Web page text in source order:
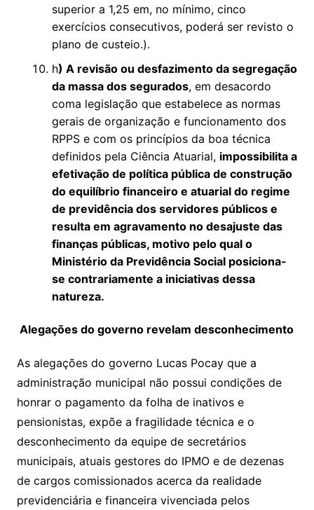
superior a 1,25 em, no mínimo, cinco
exercícios consecutivos, poderá ser revisto o
plano de custeio.).
h) A revisão ou desfazimento da segregação
da massa dos segurados, em desacordo
coma legislação que estabelece as normas
gerais de organização e funcionamento dos
RPPS e com os princípios da boa técnica
definidos pela Ciência Atuarial, impossibilita a
efetivação de política pública de construção
do equilíbrio financeiro e atuarial do regime
de previdência dos servidores públicos e
resulta em agravamento no desajuste das
finanças públicas, motivo pelo qual o
Ministério da Previdência Social posiciona-
se contrariamente a iniciativas dessa
natureza.
Alegações do governo revelam desconhecimento
As alegações do governo Lucas Pocay que a
administração municipal não possui condições de
honrar o pagamento da folha de inativos e
pensionistas, expõe a fragilidade técnica e o
desconhecimento da equipe de secretários
municipais, atuais gestores do IPMO e de dezenas
de cargos comissionados acerca da realidade
previdenciária e financeira vivenciada pelos